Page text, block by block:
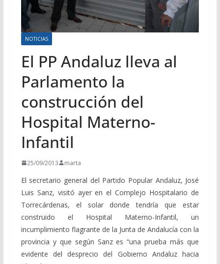
NOTICIAS
El PP Andaluz lleva al
Parlamento la
construcción del
Hospital Materno-
Infantil
25/09/2013 marta
El secretario general del Partido Popular Andaluz, José
Luis Sanz, visitó ayer en el Complejo Hospitalario de
Torrecárdenas, el solar donde tendría que estar
construido el Hospital Materno-Infantil, un
incumplimiento flagrante de la Junta de Andalucía con la
provincia y que según Sanz es “una prueba más que
evidente del desprecio del Gobierno Andaluz hacia